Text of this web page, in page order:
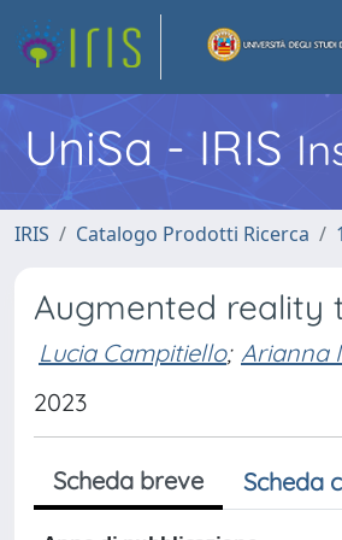
UniSa - IRIS
IRIS Catalogo Prodotti Ricerca
Augmented reality
Lucia Campitiello; Arianna
2023
Scheda breve Scheda